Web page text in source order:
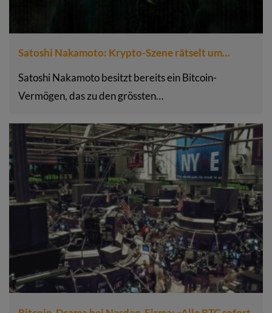
Satoshi Nakamoto: Krypto-Szene rätselt um…
Satoshi Nakamoto besitzt bereits ein Bitcoin-
Vermögen, das zu den grössten…